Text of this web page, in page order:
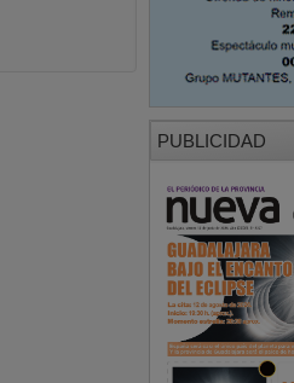
PUBLICIDAD